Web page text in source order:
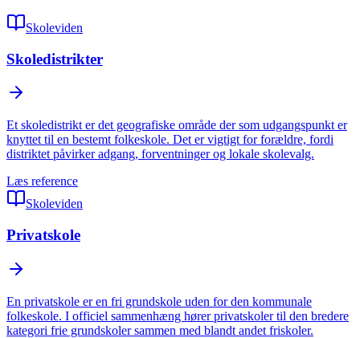
Skoleviden
Skoledistrikter
Et skoledistrikt er det geografiske område der som udgangspunkt er
knyttet til en bestemt folkeskole. Det er vigtigt for forældre, fordi
distriktet påvirker adgang, forventninger og lokale skolevalg.
Læs reference
Skoleviden
Privatskole
En privatskole er en fri grundskole uden for den kommunale
folkeskole. I officiel sammenhæng hører privatskoler til den bredere
kategori frie grundskoler sammen med blandt andet friskoler.